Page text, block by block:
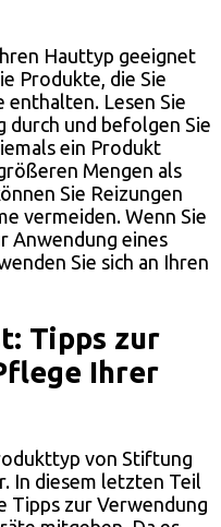
Hauttyp geeignet
Produkte, die Sie
enthalten. Lesen Sie
und befolgen Sie
ein Produkt
Mengen als
Sie Reizungen
vermeiden. Wenn Sie
Anwendung eines
Sie sich an Ihren
Tipps zur
Ihrer
von Stiftung
In diesem letzten Teil
Tipps zur Verwendung